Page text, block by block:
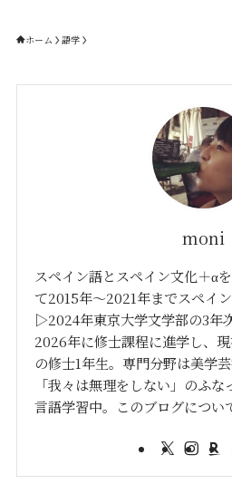
ホーム 語学
moni
スペイン語とスペイン文化＋α
て2015年〜2021年までスペイ
▷2024年東京大学文学部の3年
2026年に修士課程に進学し、
の修士1年生。専門分野は美学
「我々は無理をしない」のふ
言語学習中。このブログについ